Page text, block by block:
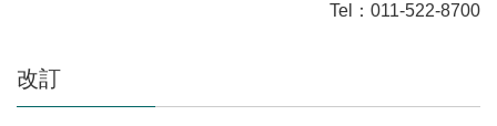
Tel：011-522-8700
改訂